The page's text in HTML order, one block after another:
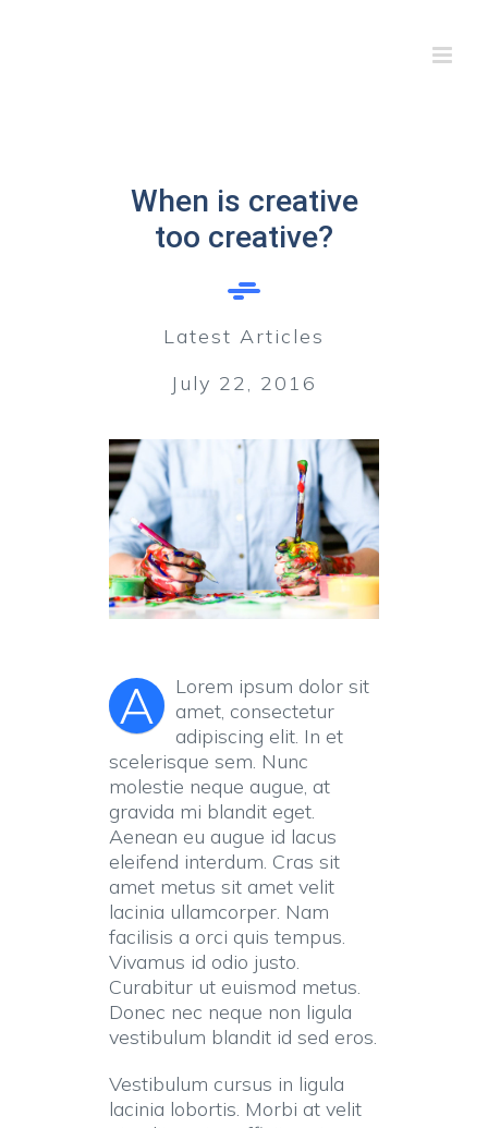
When is creative
too creative?
Latest Articles
July 22, 2016
A
Lorem ipsum dolor sit
amet, consectetur
adipiscing elit. In et
scelerisque sem. Nunc
molestie neque augue, at
gravida mi blandit eget.
Aenean eu augue id lacus
eleifend interdum. Cras sit
amet metus sit amet velit
lacinia ullamcorper. Nam
facilisis a orci quis tempus.
Vivamus id odio justo.
Curabitur ut euismod metus.
Donec nec neque non ligula
vestibulum blandit id sed eros.
Vestibulum cursus in ligula
lacinia lobortis. Morbi at velit